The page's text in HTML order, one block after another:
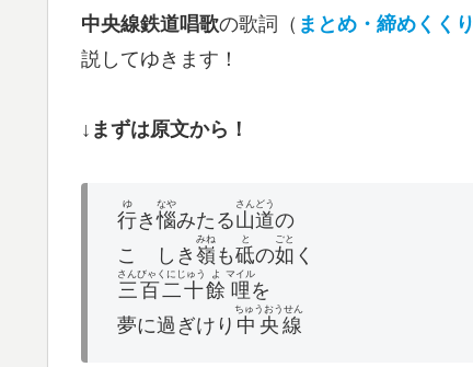
中央線鉄道唱歌の歌詞（ まとめ・締めくくり
説してゆきます！
↓まずは原文から！
行
ゆ
き惱
なや
みたる山道
さんどう
の
こゞしき 嶺
みね
も砥
と
の如
ごと
く
三百二十
さんびゃくにじゅう
餘
よ
哩
マイル
を
夢に過ぎけり 中央線
ちゅうおうせん